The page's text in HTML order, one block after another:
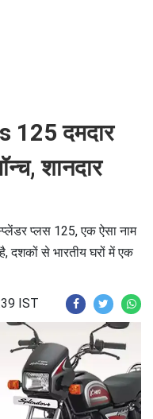
125 दमदार
शानदार
प्लस 125, एक ऐसा नाम
दशकों से भारतीय घरों में एक
IST